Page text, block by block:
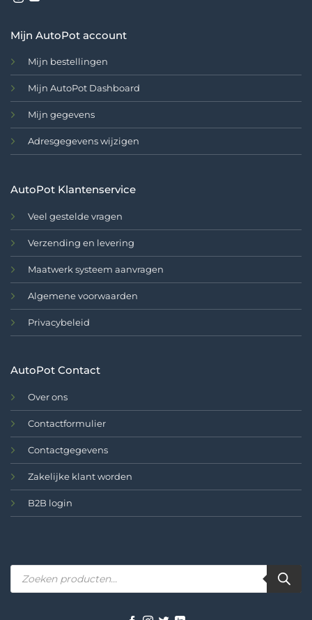
Mijn AutoPot account
Mijn bestellingen
Mijn AutoPot Dashboard
Mijn gegevens
Adresgegevens wijzigen
AutoPot Klantenservice
Veel gestelde vragen
Verzending en levering
Maatwerk systeem aanvragen
Algemene voorwaarden
Privacybeleid
AutoPot Contact
Over ons
Contactformulier
Contactgegevens
Zakelijke klant worden
B2B login
Producten
zoeken